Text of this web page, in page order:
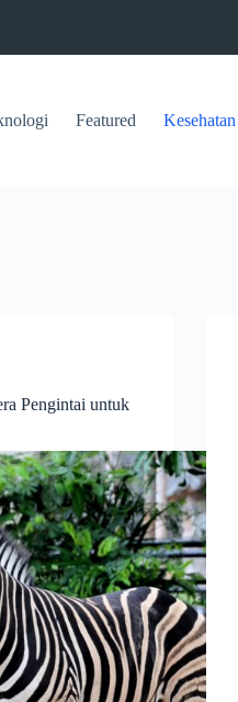
Featured Kesehatan
Pengintai untuk